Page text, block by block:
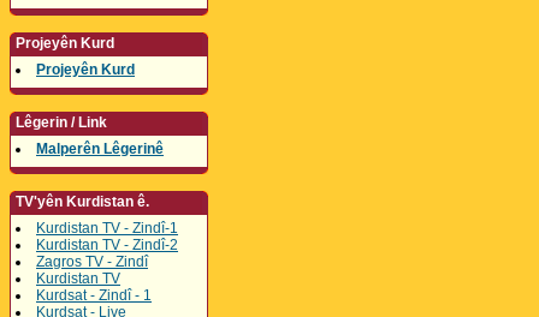
Projeyên Kurd
Projeyên Kurd
Lêgerin / Link
Malperên Lêgerinê
TV'yên Kurdistan ê.
Kurdistan TV - Zindî-1
Kurdistan TV - Zindî-2
Zagros TV - Zindî
Kurdistan TV
Kurdsat - Zindî - 1
Kurdsat - Live